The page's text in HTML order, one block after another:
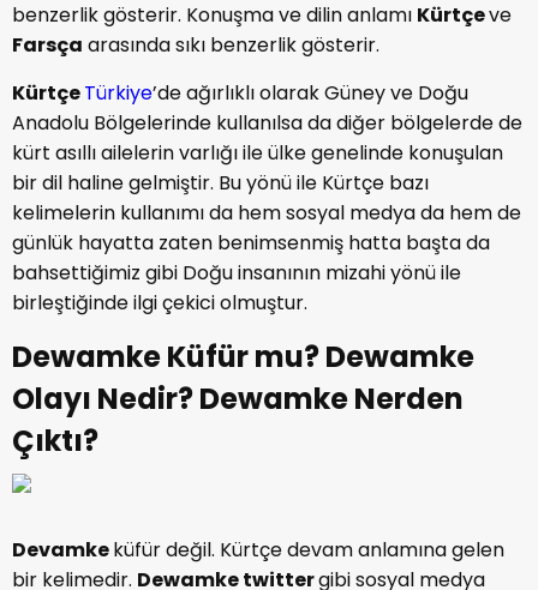
benzerlik gösterir. Konuşma ve dilin anlamı Kürtçeve
Farsça arasında sıkı benzerlik gösterir.
KürtçeTürkiye’de ağırlıklı olarak Güney ve Doğu
Anadolu Bölgelerinde kullanılsa da diğer bölgelerde de
kürt asıllı ailelerin varlığı ile ülke genelinde konuşulan
bir dil haline gelmiştir. Bu yönü ile Kürtçe bazı
kelimelerin kullanımı da hem sosyal medya da hem de
günlük hayatta zaten benimsenmiş hatta başta da
bahsettiğimiz gibi Doğu insanının mizahi yönü ile
birleştiğinde ilgi çekici olmuştur.
Dewamke Küfür mu? Dewamke
Olayı Nedir? Dewamke Nerden
Çıktı?
Devamkeküfür değil. Kürtçe devam anlamına gelen
bir kelimedir. Dewamke twittergibi sosyal medya